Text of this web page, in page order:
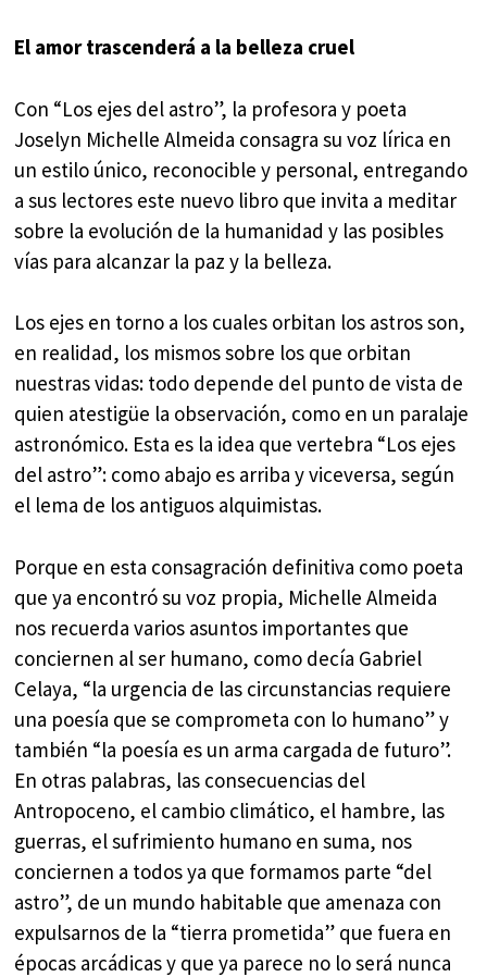
El amor trascenderá a la belleza cruel
Con “Los ejes del astro”, la profesora y poeta
Joselyn Michelle Almeida consagra su voz lírica en
un estilo único, reconocible y personal, entregando
a sus lectores este nuevo libro que invita a meditar
sobre la evolución de la humanidad y las posibles
vías para alcanzar la paz y la belleza.
Los ejes en torno a los cuales orbitan los astros son,
en realidad, los mismos sobre los que orbitan
nuestras vidas: todo depende del punto de vista de
quien atestigüe la observación, como en un paralaje
astronómico. Esta es la idea que vertebra “Los ejes
del astro”: como abajo es arriba y viceversa, según
el lema de los antiguos alquimistas.
Porque en esta consagración definitiva como poeta
que ya encontró su voz propia, Michelle Almeida
nos recuerda varios asuntos importantes que
conciernen al ser humano, como decía Gabriel
Celaya, “la urgencia de las circunstancias requiere
una poesía que se comprometa con lo humano” y
también “la poesía es un arma cargada de futuro”.
En otras palabras, las consecuencias del
Antropoceno, el cambio climático, el hambre, las
guerras, el sufrimiento humano en suma, nos
conciernen a todos ya que formamos parte “del
astro”, de un mundo habitable que amenaza con
expulsarnos de la “tierra prometida” que fuera en
épocas arcádicas y que ya parece no lo será nunca